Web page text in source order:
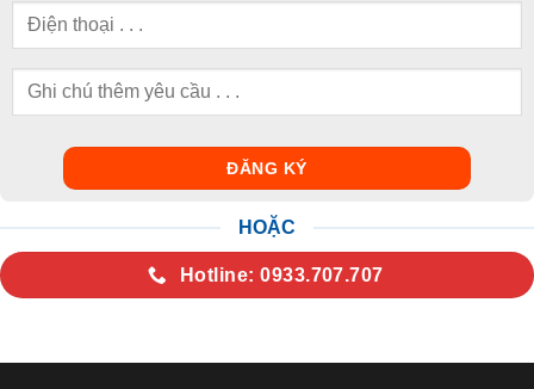
HOẶC
Hotline: 0933.707.707